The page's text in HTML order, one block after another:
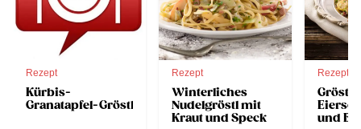
Rezept
Kürbis-
Granatapfel-Gröstl
Rezept
Winterliches
Nudelgröstl mit
Kraut und Speck
Rezept
Gröstl
und